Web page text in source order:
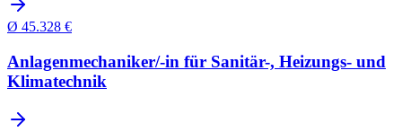
Ø 45.328 €
Anlagenmechaniker/-in für Sanitär-, Heizungs- und
Klimatechnik